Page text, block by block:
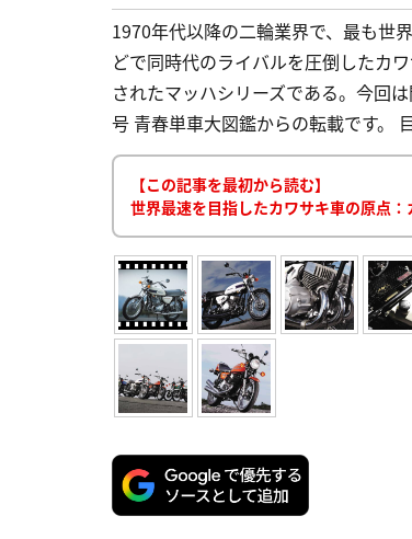
1970年代以降の二輪業界で、最も世
どで同時代のライバルを圧倒したカ
されたマッハシリーズである。今回
号 青春単車大図鑑からの転載です。
【この記事を最初から読む】
世界最速を目指したカワサキ車の原点：